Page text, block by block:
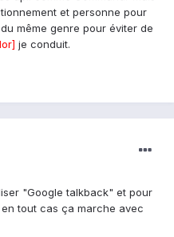
et personne pour
même genre pour éviter de
je conduit.
"Google talkback" et pour
tout cas ça marche avec